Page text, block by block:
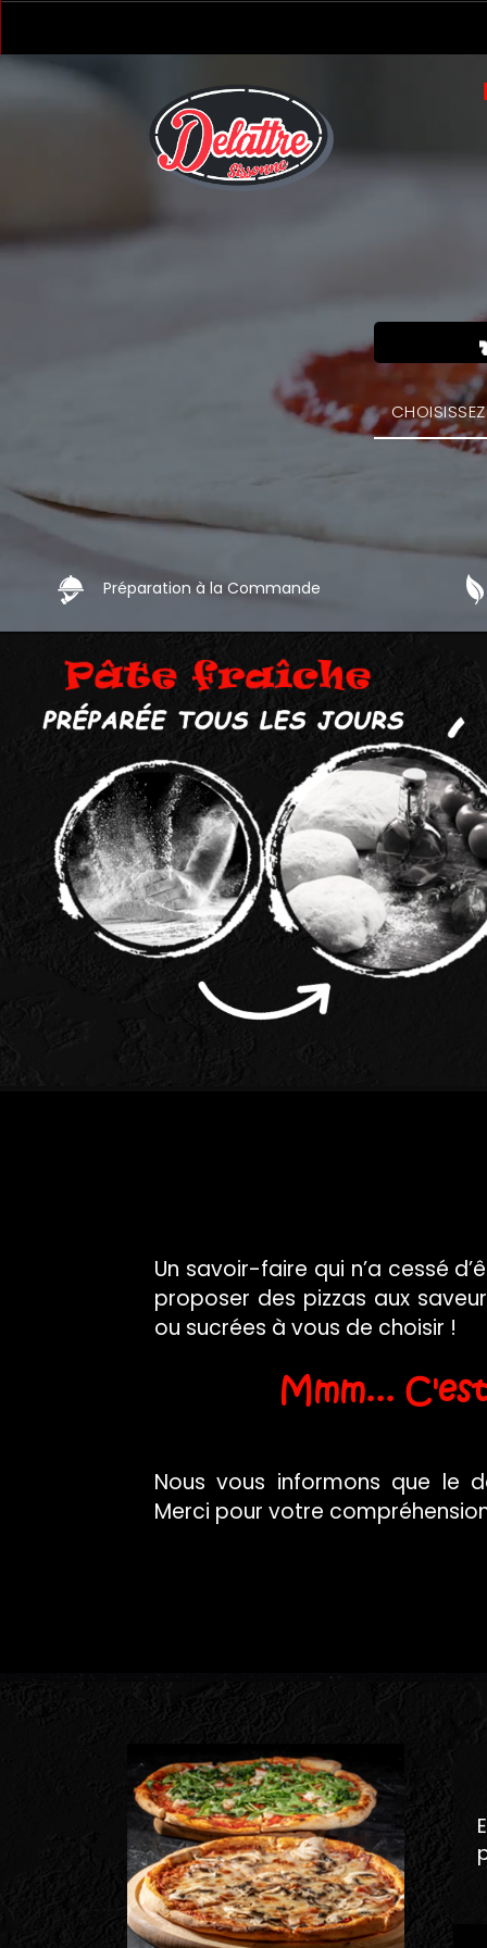
Préparation à la Commande
Un savoir-faire qui n’a cessé
proposer des pizzas aux
ou sucrées à vous de choisir !
Mmm...
Nous vous informons que le
Merci pour votre